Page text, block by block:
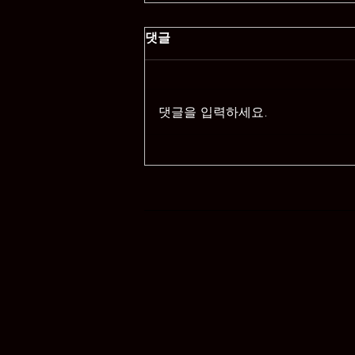
댓글
댓글을 입력하세요.